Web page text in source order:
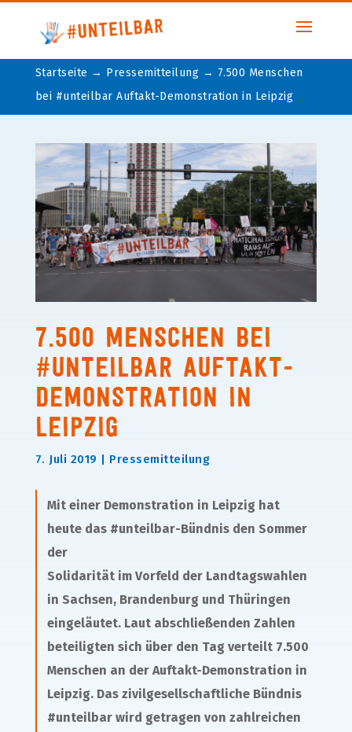
Startseite → Pressemitteilung → 7.500 Menschen
bei #unteilbar Auftakt-Demonstration in Leipzig
7.500 Menschen bei
#unteilbar Auftakt-
Demonstration in
Leipzig
7. Juli 2019 | Pressemitteilung
Mit einer Demonstration in Leipzig hat
heute das #unteilbar-Bündnis den Sommer
der
Solidarität im Vorfeld der Landtagswahlen
in Sachsen, Brandenburg und Thüringen
eingeläutet. Laut abschließenden Zahlen
beteiligten sich über den Tag verteilt 7.500
Menschen an der Auftakt-Demonstration in
Leipzig. Das zivilgesellschaftliche Bündnis
#unteilbar wird getragen von zahlreichen